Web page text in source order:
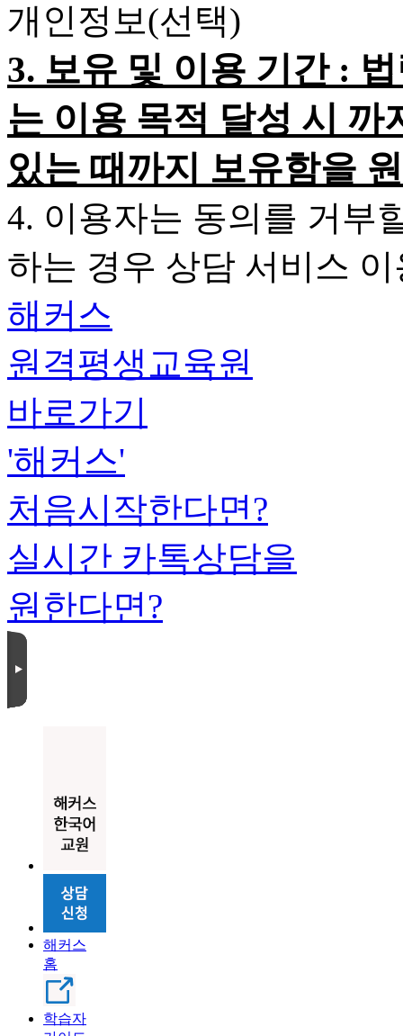
개인정보(선택)
3. 보유 및 이용 기간 :
는 이용 목적 달성 시
있는 때까지 보유함을
4. 이용자는 동의를 거부
하는 경우 상담 서비스
해커스
원격평생교육원
바로가기
'해커스'
처음시작한다면?
실시간 카톡상담을
원한다면?
해커스
홈
학습자